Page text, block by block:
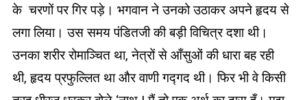
के चरणों पर गिर पड़े। भगवान ने उनको उठाकर अपने हृदय से
लगा लिया। उस समय पंडितजी की बड़ी विचित्र दशा थी।
उनका शरीर रोमाञ्चित था, नेत्रों से आँसुओं की धारा बह रही
थी, हृदय प्रफुल्लित था और वाणी गद्गद थी। फिर भी वे किसी